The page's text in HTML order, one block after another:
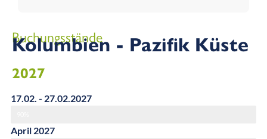
Buchungsstände
Kolumbien - Pazifik Küste
2027
17.02. - 27.02.2027
April 2027